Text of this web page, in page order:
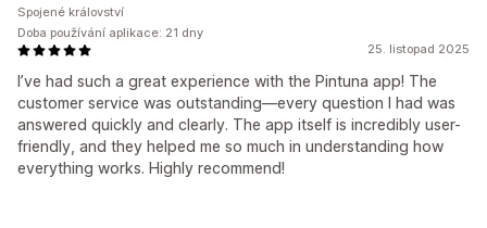
25. listopad 2025
I’ve had such a great experience with the Pintuna app! The
customer service was outstanding—every question I had was
answered quickly and clearly. The app itself is incredibly user-
friendly, and they helped me so much in understanding how
everything works. Highly recommend!
Spojené království
Doba používání aplikace: 21 dny